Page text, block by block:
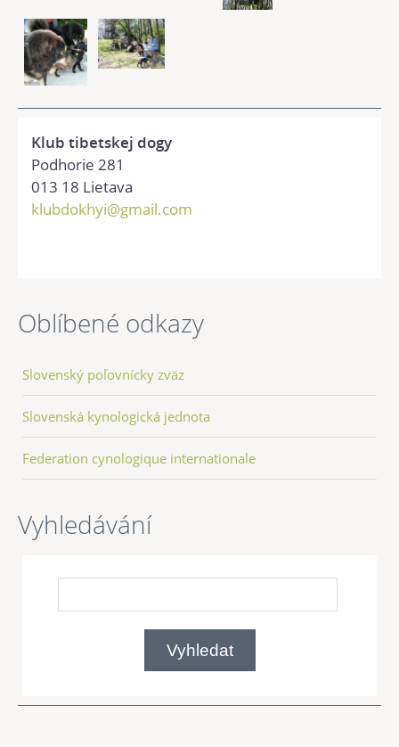
Klub tibetskej dogy
Podhorie 281
013 18 Lietava
klubdokhyi@gmail.com
Oblíbené odkazy
Slovenský poľovnícky zväz
Slovenská kynologická jednota
Federation cynologique internationale
Vyhledávání